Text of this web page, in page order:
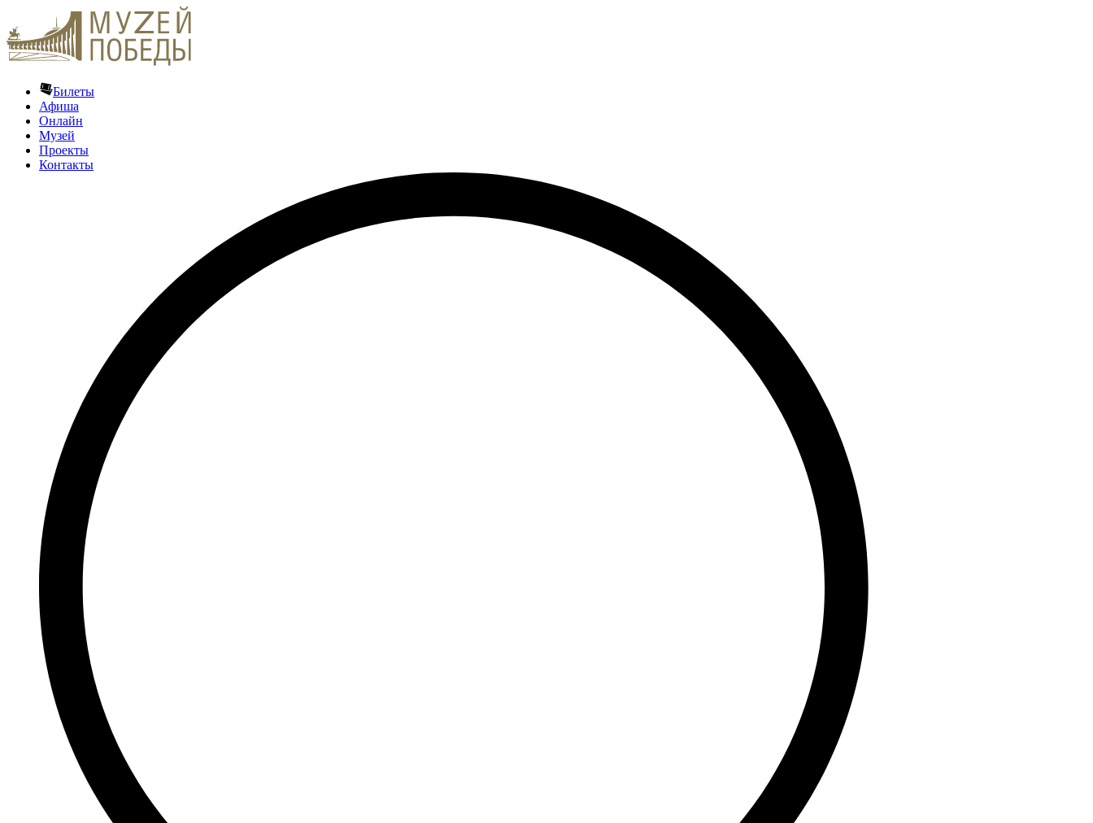
Билеты
Афиша
Онлайн
Музей
Проекты
Контакты